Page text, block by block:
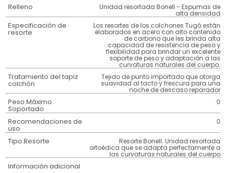
Relleno Unidad resortada Bonell - Espumas de
alta densidad
Especificación de
resorte
Los resortes de los colchones Tugó están
elaborados en acero con alto contenido
de carbono que les brinda alta
capacidad de resistencia de peso y
flexibilidad para brindar un excelente
soporte de peso y adaptación a las
curvaturas naturales del cuerpo.
Tratamiento del tapiz
colchón
Tejido de punto importado que otorga
suavidad al tacto y frescura para una
noche de descaso reparador
Peso Máximo
Soportado
0
Recomendaciones de
uso
0
Tipo Resorte Resorte Bonell. Unidad resortada
ortoédica que se adapta perfectamente a
las curvaturas naturales del cuerpo
Información adicional